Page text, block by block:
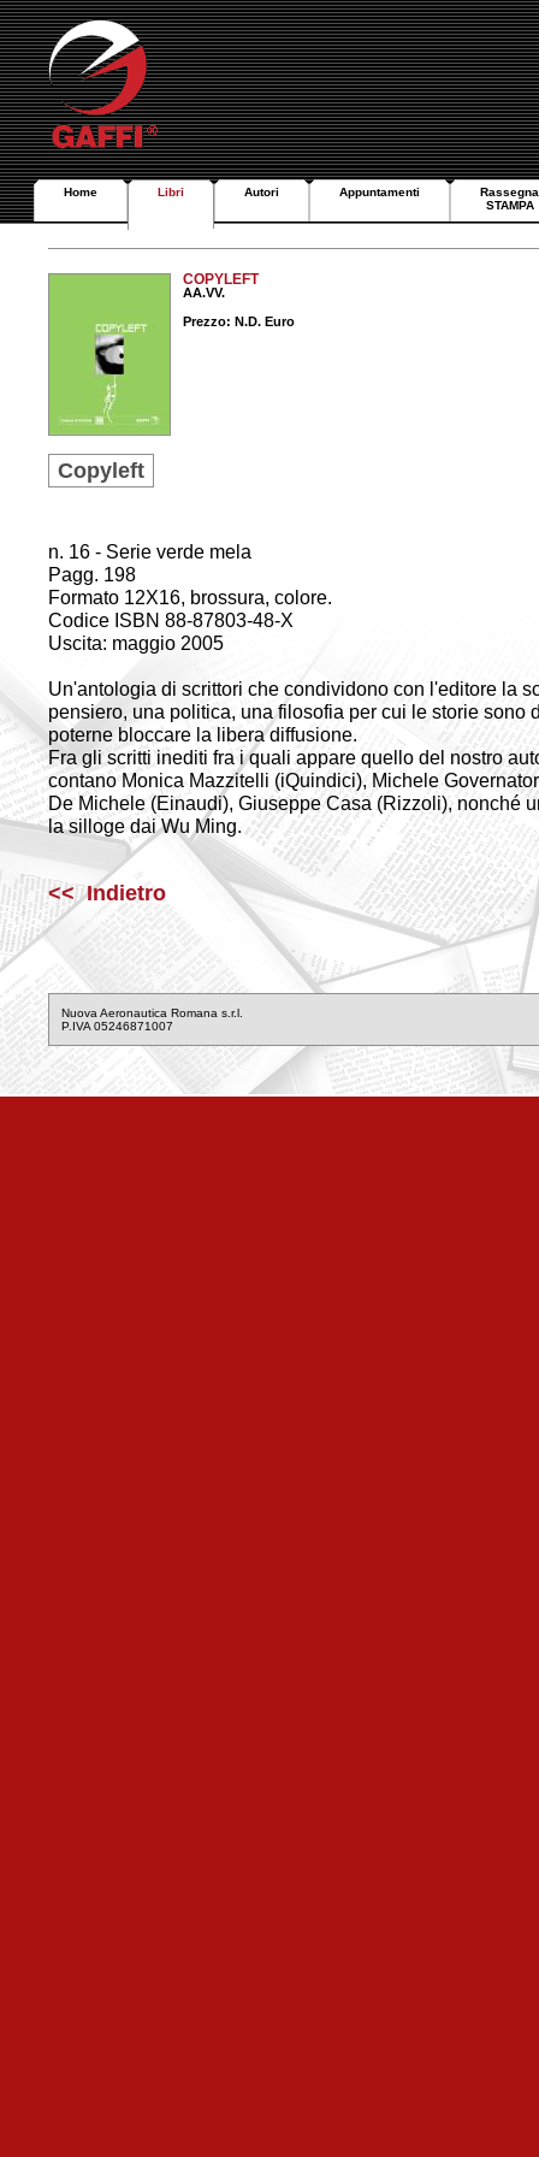
Home Libri Autori Appuntamenti
Rassegna
STAMPA
COPYLEFT
AA.VV.
Prezzo: N.D. Euro
Copyleft
n. 16 - Serie verde mela
Pagg. 198
Formato 12X16, brossura, colore.
Codice ISBN 88-87803-48-X
Uscita: maggio 2005
Un'antologia di scrittori che condividono con l'editore la
pensiero, una politica, una filosofia per cui le storie sono
poterne bloccare la libera diffusione.
Fra gli scritti inediti fra i quali appare quello del nostro
contano Monica Mazzitelli (iQuindici), Michele
De Michele (Einaudi), Giuseppe Casa (Rizzoli), nonché
la silloge dai Wu Ming.
<< Indietro
Nuova Aeronautica Romana s.r.l.
P.IVA 05246871007